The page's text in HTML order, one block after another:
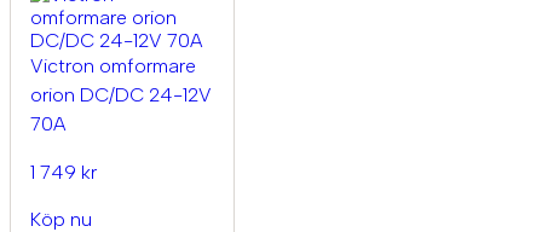
Victron omformare
orion DC/DC 24-12V
70A
1 749 kr
Köp nu